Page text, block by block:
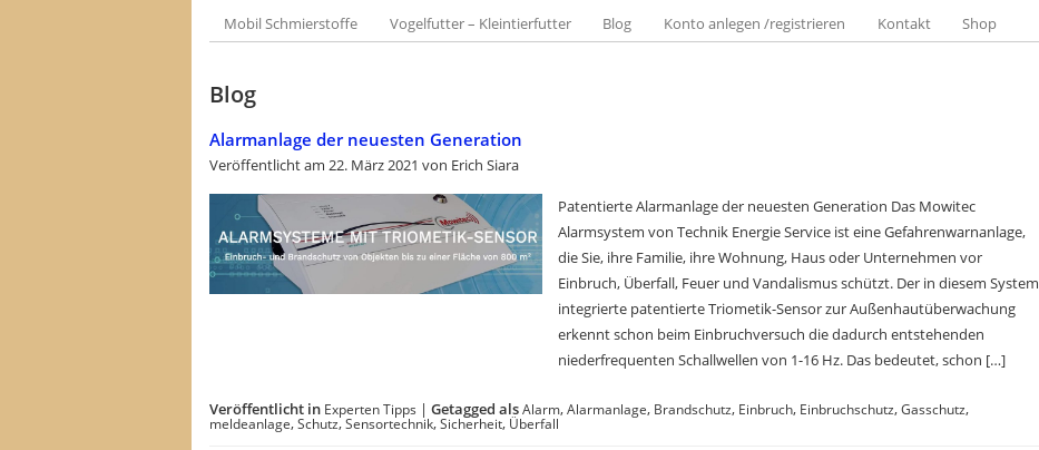
Mobil Schmierstoffe
Vogelfutter – Kleintierfutter Blog Konto anlegen /registrieren Kontakt Shop
Blog
Alarmanlage der neuesten Generation
Veröffentlicht am 22. März 2021 von Erich Siara
Patentierte Alarmanlage der neuesten Generation Das Mowitec
Alarmsystem von Technik Energie Service ist eine Gefahrenwarnanlage,
die Sie, ihre Familie, ihre Wohnung, Haus oder Unternehmen vor
Einbruch, Überfall, Feuer und Vandalismus schützt. Der in diesem System
integrierte patentierte Triometik-Sensor zur Außenhautüberwachung
erkennt schon beim Einbruchversuch die dadurch entstehenden
niederfrequenten Schallwellen von 1-16 Hz. Das bedeutet, schon […]
Veröffentlicht in Experten Tipps | Getagged alsAlarm,Alarmanlage, Brandschutz, Einbruch, Einbruchschutz,Gasschutz,
meldeanlage,Schutz,Sensortechnik,Sicherheit, Überfall